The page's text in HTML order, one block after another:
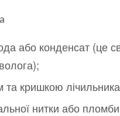
або конденсат (це
та кришкою
нитки або